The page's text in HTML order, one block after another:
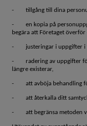
- tillgång till dina
- en kopia på
begära att Företaget
- justeringar i uppgifter i
- radering av uppgifter för
längre existerar,
- att avböja behandling
- att återkalla ditt
- att begränsa metoden vi